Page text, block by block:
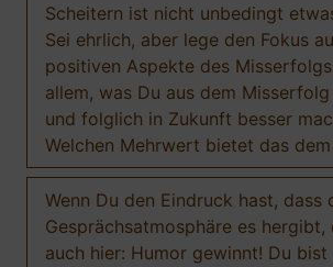
Scheitern ist nicht unbedingt
Sei ehrlich, aber lege den Fokus
positiven Aspekte des
allem, was Du aus dem
und folglich in Zukunft besser
Welchen Mehrwert bietet das
Wenn Du den Eindruck hast, dass
Gesprächsatmosphäre es hergibt,
auch hier: Humor gewinnt! Du bist